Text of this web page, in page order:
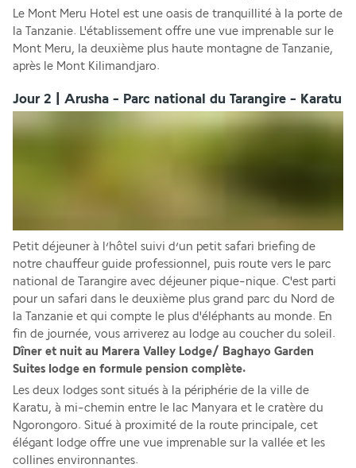
Le Mont Meru Hotel est une oasis de tranquillité à la porte de
la Tanzanie. L'établissement offre une vue imprenable sur le
Mont Meru, la deuxième plus haute montagne de Tanzanie,
après le Mont Kilimandjaro.
Jour 2 | Arusha - Parc national du Tarangire - Karatu
Petit déjeuner à l’hôtel suivi d’un petit safari briefing de
notre chauffeur guide professionnel, puis route vers le parc
national de Tarangire avec déjeuner pique-nique. C'est parti
pour un safari dans le deuxième plus grand parc du Nord de
la Tanzanie et qui compte le plus d'éléphants au monde. En
fin de journée, vous arriverez au lodge au coucher du soleil.
Dîner et nuit au Marera Valley Lodge/ Baghayo Garden
Suites lodge en formule pension complète.
Les deux lodges sont situés à la périphérie de la ville de
Karatu, à mi-chemin entre le lac Manyara et le cratère du
Ngorongoro. Situé à proximité de la route principale, cet
élégant lodge offre une vue imprenable sur la vallée et les
collines environnantes.